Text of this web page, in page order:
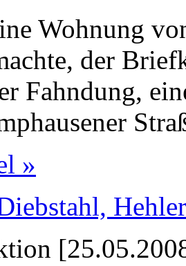
Wohnung
der
Fahndung,
»